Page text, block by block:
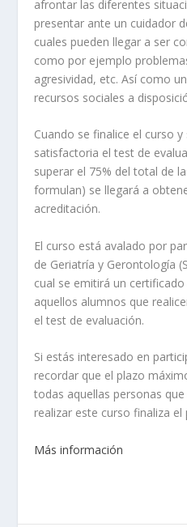
afrontar las diferentes
presentar ante un cuidador
cuales pueden llegar a ser
como por ejemplo
agresividad, etc. Así como
recursos sociales a
Cuando se finalice el curso
satisfactoria el test de
superar el 75% del total de
formulan) se llegará a
acreditación.
El curso está avalado por
de Geriatría y Gerontología
cual se emitirá un
aquellos alumnos que
el test de evaluación.
Si estás interesado en
recordar que el plazo
todas aquellas personas
realizar este curso finaliza
Más información